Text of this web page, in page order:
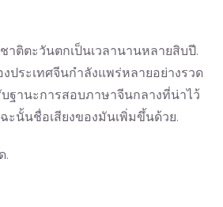
าติตะวันตกเป็นเวลานานหลายสิบปี.
งประเทศจีนกำลังแพร่หลายอย่างรวด
บฐานะการสอบภาษาจีนกลางที่น่าไว้
ะนั้นชื่อเสียงของมันเพิ่มขึ้นด้วย.
.